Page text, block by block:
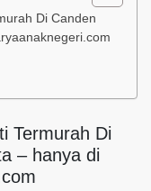
Di Canden
Termurah Di
– hanya di